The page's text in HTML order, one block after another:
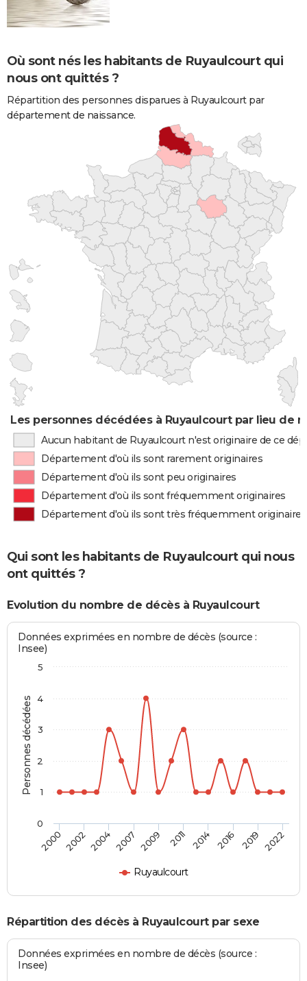
Où sont nés les habitants de Ruyaulcourt qui
nous ont quittés ?
Répartition des personnes disparues à Ruyaulcourt par
département de naissance.
Les personnes décédées à Ruyaulcourt par lieu de
Aucun habitant de Ruyaulcourt n'est originaire de ce
Département d'où ils sont rarement originaires
Département d'où ils sont peu originaires
Département d'où ils sont fréquemment originaires
Département d'où ils sont très fréquemment originaires
Qui sont les habitants de Ruyaulcourt qui nous
ont quittés ?
Evolution du nombre de décès à Ruyaulcourt
Personnes décédées
Données exprimées en nombre de décès (source :
Insee)
Ruyaulcourt
2000 20022004 2007 2009 2011 2014 2016 2019 2022
0
1
2
3
4
5
Répartition des décès à Ruyaulcourt par sexe
Données exprimées en nombre de décès (source :
Insee)